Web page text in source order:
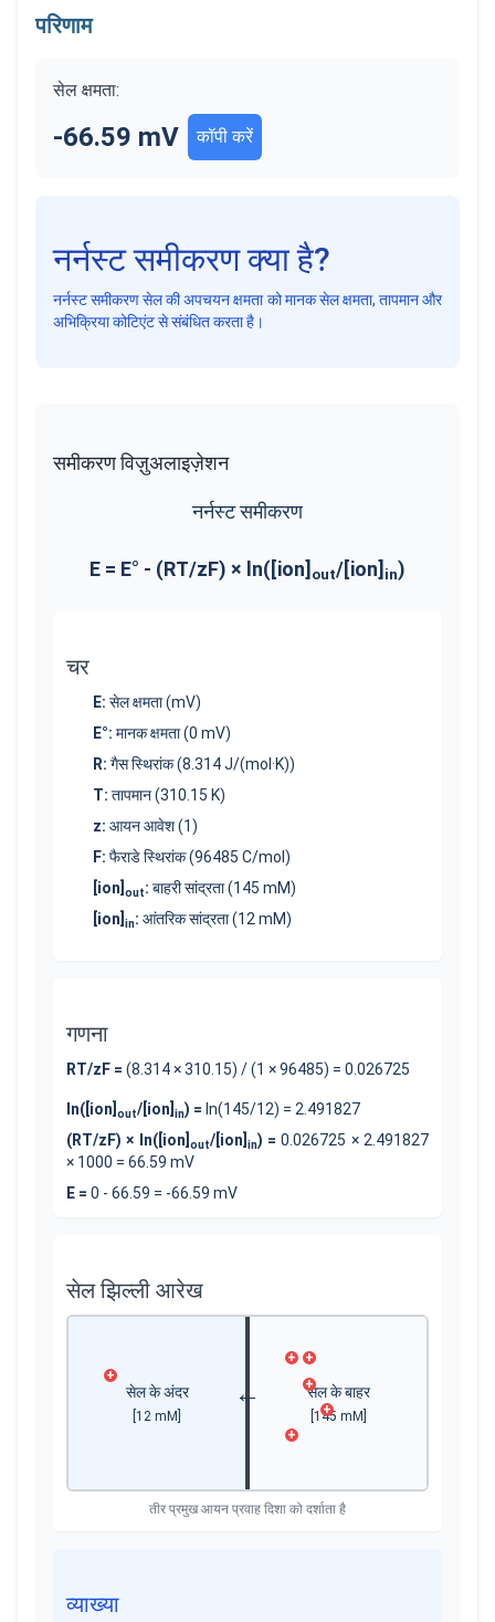
परिणाम
सेल क्षमता:
-66.59 mV कॉपी करें
नर्नस्ट समीकरण क्या है?
नर्नस्ट समीकरण सेल की अपचयन क्षमता को मानक सेल क्षमता, तापमान और
अभिक्रिया कोटिएंट से संबंधित करता है।
समीकरण विज़ुअलाइज़ेशन
नर्नस्ट समीकरण
E = E° - (RT/zF) × ln([ion] out/[ion] in)
चर
E: सेल क्षमता(mV)
E°: मानक क्षमता(0 mV)
R: गैस स्थिरांक(8.314 J/(mol·K))
T: तापमान(310.15 K)
z: आयन आवेश(1)
F: फैराडे स्थिरांक(96485 C/mol)
[ion] out: बाहरी सांद्रता(145 mM)
[ion] in: आंतरिक सांद्रता(12 mM)
गणना
RT/zF = (8.314 ×310.15) / (1 × 96485) = 0.026725
ln([ion] out/[ion] in) = ln(145/12) = 2.491827
(RT/zF) × ln([ion] out/[ion] in) = 0.026725 × 2.491827
× 1000 = 66.59 mV
E = 0 - 66.59 = -66.59 mV
सेल झिल्ली आरेख
सेल के अंदर
12 mM]
+
सेल के बाहर
145 mM]
+
+
+
+
+
→
तीर प्रमुख आयन प्रवाह दिशा को दर्शाता है
व्याख्या